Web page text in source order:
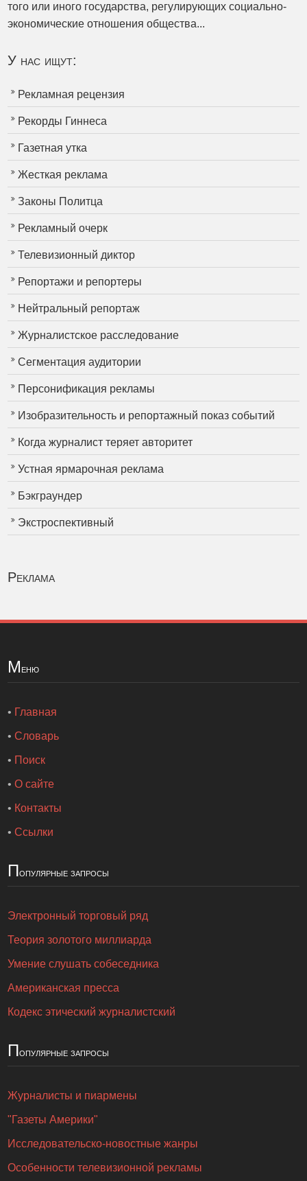
того или иного государства, регулирующих социально-
экономические отношения общества...
У нас ищут:
Рекламная рецензия
Рекорды Гиннеса
Газетная утка
Жесткая реклама
Законы Политца
Рекламный очерк
Телевизионный диктор
Репортажи и репортеры
Нейтральный репортаж
Журналистское расследование
Сегментация аудитории
Персонификация рекламы
Изобразительность и репортажный показ событий
Когда журналист теряет авторитет
Устная ярмарочная реклама
Бэкграундер
Экстроспективный
Реклама
Меню
• Главная
•Словарь
• Поиск
•О сайте
• Контакты
•Ссылки
Популярные запросы
Электронный торговый ряд
Теория золотого миллиарда
Умение слушать собеседника
Американская пресса
Кодекс этический журналистский
Популярные запросы
Журналисты и пиармены
"Газеты Америки"
Исследовательско-новостные жанры
Особенности телевизионной рекламы